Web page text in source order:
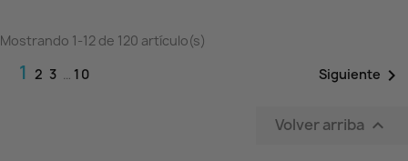
Mostrando 1-12 de 120 artículo(s)
1 2 3 … 10 Siguiente 
Volver arriba 